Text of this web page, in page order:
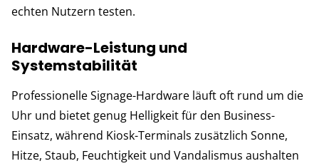
echten Nutzern testen.
Hardware-Leistung und
Systemstabilität
Professionelle Signage-Hardware läuft oft rund um die
Uhr und bietet genug Helligkeit für den Business-
Einsatz, während Kiosk-Terminals zusätzlich Sonne,
Hitze, Staub, Feuchtigkeit und Vandalismus aushalten